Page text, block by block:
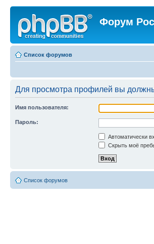
Форум
Список форумов
Для просмотра профилей вы
Имя пользователя:
Пароль:
Автоматически
Скрыть моё
Список форумов